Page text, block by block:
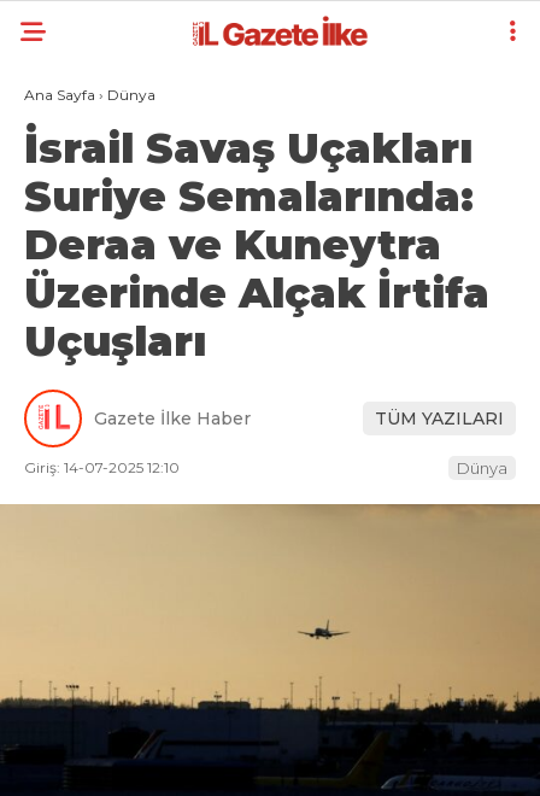
Ana Sayfa › Dünya
İsrail Savaş Uçakları
Suriye Semalarında:
Deraa ve Kuneytra
Üzerinde Alçak İrtifa
Uçuşları
Gazete İlke Haber TÜM YAZILARI
Giriş: 14-07-2025 12:10 Dünya